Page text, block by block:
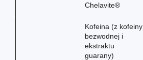
Chelavite®
Kofeina (z kofeiny
bezwodnej i
ekstraktu
guarany)